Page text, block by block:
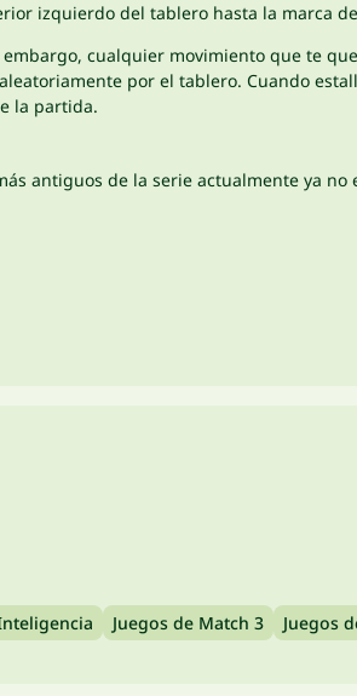
izquierdo del tablero hasta la marca
cualquier movimiento que te
por el tablero. Cuando
la partida.
antiguos de la serie actualmente ya
Juegos de Match 3 Juegos